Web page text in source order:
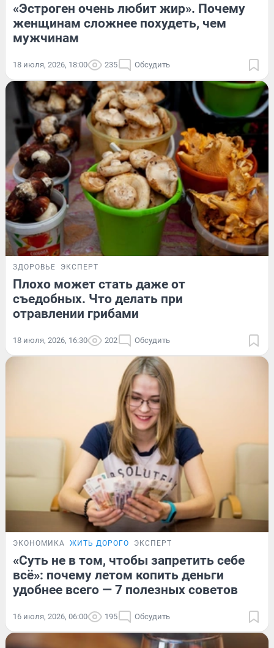
«Эстроген очень любит жир». Почему
женщинам сложнее похудеть, чем
мужчинам
18 июля, 2026, 18:00 235 Обсудить
ЗДОРОВЬЕ ЭКСПЕРТ
Плохо может стать даже от
съедобных. Что делать при
отравлении грибами
18 июля, 2026, 16:30 202 Обсудить
ЭКОНОМИКА ЖИТЬ ДОРОГО ЭКСПЕРТ
«Суть не в том, чтобы запретить себе
всё»: почему летом копить деньги
удобнее всего — 7 полезных советов
16 июля, 2026, 06:00 195 Обсудить